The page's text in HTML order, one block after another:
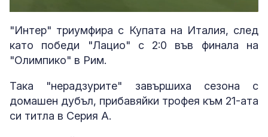
"Интер" триумфира с Купата на Италия, след
като победи "Лацио" с 2:0 във финала на
"Олимпико" в Рим.
Така "нерадзурите" завършиха сезона с
домашен дубъл, прибавяйки трофея към 21-ата
си титла в Серия А.